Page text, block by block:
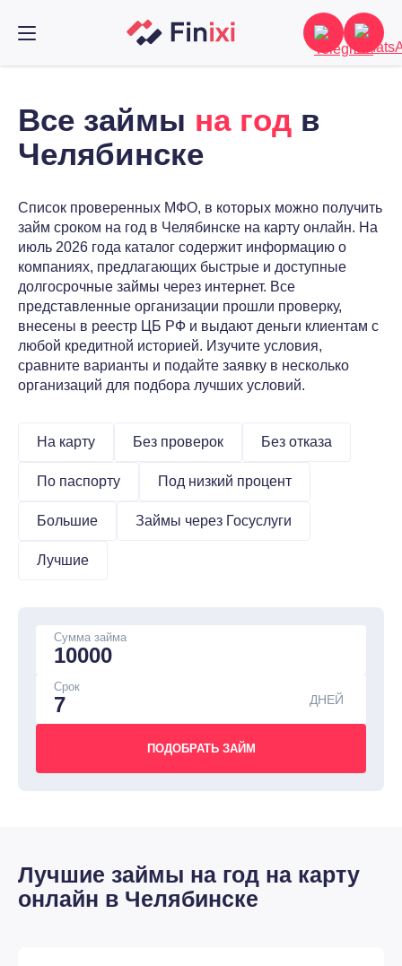
Все займы на год в
Челябинске
Список проверенных МФО, в которых можно получить
займ сроком на год в Челябинске на карту онлайн. На
июль 2026 года каталог содержит информацию о
компаниях, предлагающих быстрые и доступные
долгосрочные займы через интернет. Все
представленные организации прошли проверку,
внесены в реестр ЦБ РФ и выдают деньги клиентам с
любой кредитной историей. Изучите условия,
сравните варианты и подайте заявку в несколько
организаций для подбора лучших условий.
На карту Без проверок Без отказа
По паспорту Под низкий процент
Большие Займы через Госуслуги
Лучшие
Сумма займа
Срок
ДНЕЙ
Лучшие займы на год на карту
онлайн в Челябинске